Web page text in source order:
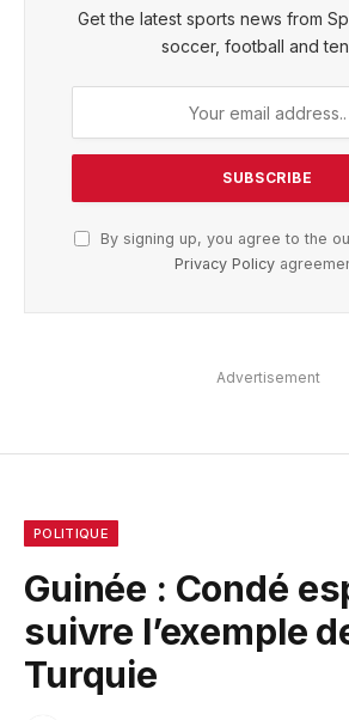
Get the latest sports news from
soccer, football and
By signing up, you agree to the
Privacy Policy
Advertisement
POLITIQUE
Guinée : Condé
suivre l’exemple
Turquie